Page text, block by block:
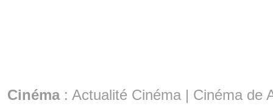
Cinéma: Actualité Cinéma | Cinéma de